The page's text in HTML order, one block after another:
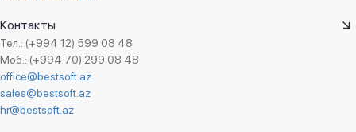
Контакты
Тел.: (+994 12) 599 08 48
Моб.: (+994 70) 299 08 48
office@bestsoft.az
sales@bestsoft.az
hr@bestsoft.az